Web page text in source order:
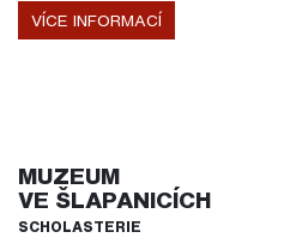
VÍCE INFORMACÍ
MUZEUM
VE ŠLAPANICÍCH
SCHOLASTERIE